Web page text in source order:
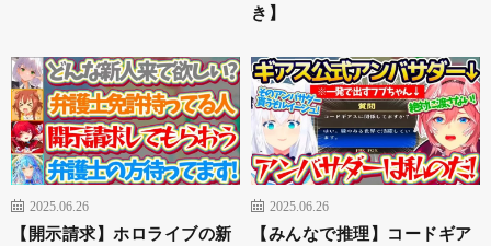
き】
2025.06.26
【開示請求】ホロライブの新
2025.06.26
【みんなで推理】コードギア